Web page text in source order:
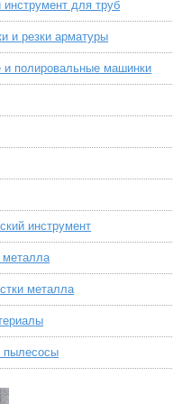
инструмент для труб
и резки арматуры
полировальные машинки
инструмент
металла